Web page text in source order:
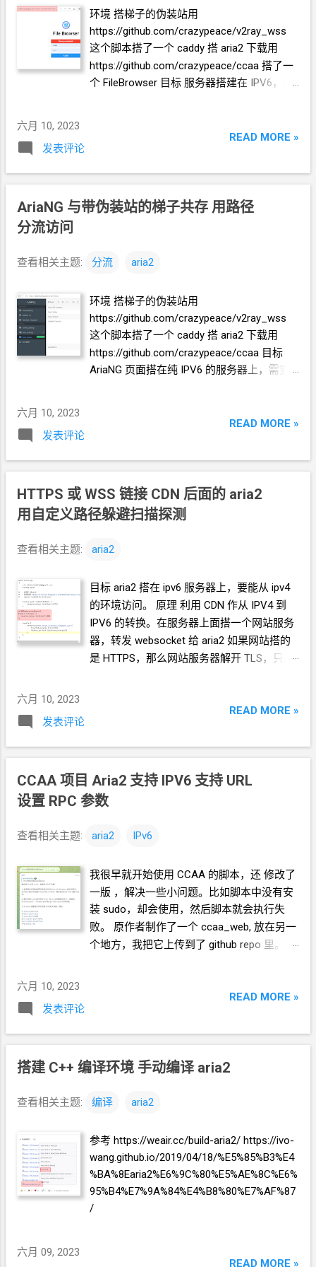
环境 搭梯子的伪装站用
https://github.com/crazypeace/v2ray_wss
这个脚本搭了一个 caddy 搭 aria2 下载用
https://github.com/crazypeace/ccaa 搭了一
个 FileBrowser 目标 服务器搭建在 IPV6，要
六月 10, 2023
发表评论
READ MORE »
AriaNG 与带伪装站的梯子共存 用路径
分流访问
查看相关主题: 分流 aria2
环境 搭梯子的伪装站用
https://github.com/crazypeace/v2ray_wss
这个脚本搭了一个 caddy 搭 aria2 下载用
https://github.com/crazypeace/ccaa 目标
AriaNG 页面搭在纯 IPV6 的服务器上，需要
六月 10, 2023
发表评论
READ MORE »
HTTPS 或 WSS 链接 CDN 后面的 aria2
用自定义路径躲避扫描探测
查看相关主题: aria2
目标 aria2 搭在 ipv6 服务器上，要能从 ipv4
的环境访问。 原理 利用 CDN 作从 IPV4 到
IPV6 的转换。在服务器上面搭一个网站服务
器，转发 websocket 给 aria2 如果网站搭的
是 HTTPS，那么网站服务器解开 TLS，只剩
reverse_proxy localhost:6800 }
六月 10, 2023
发表评论
READ MORE »
CCAA 项目 Aria2 支持 IPV6 支持 URL
设置 RPC 参数
查看相关主题: aria2 IPv6
我很早就开始使用 CCAA 的脚本，还 修改了
一版 ，解决一些小问题。比如脚本中没有安
装 sudo，却会使用，然后脚本就会执行失
败。 原作者制作了一个 ccaa_web, 放在另一
个地方，我把它上传到了 github repo 里。 今
六月 10, 2023
发表评论
READ MORE »
搭建 C++ 编译环境 手动编译 aria2
查看相关主题: 编译 aria2
参考 https://weair.cc/build-aria2/ https://ivo-
wang.github.io/2019/04/18/%E5%85%B3%E4
%BA%8Earia2%E6%9C%80%E5%AE%8C%E6%
95%B4%E7%9A%84%E4%B8%80%E7%AF%87
/
六月 09, 2023
READ MORE »